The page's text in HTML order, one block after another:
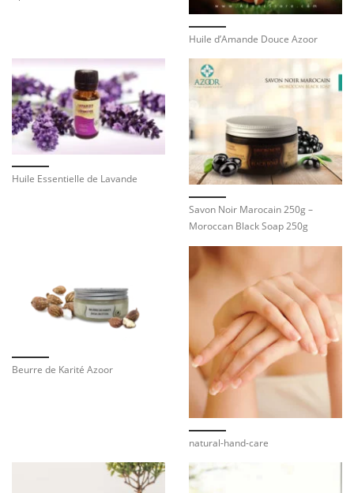
Huile d’Amande Douce Azoor
Huile Essentielle de Lavande
Savon Noir Marocain 250g –
Moroccan Black Soap 250g
Beurre de Karité Azoor
natural-hand-care